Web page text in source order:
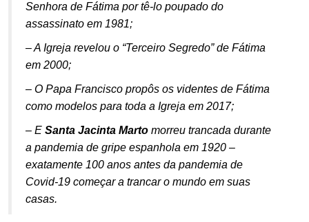
Senhora de Fátima por tê-lo poupado do
assassinato em 1981;
– A Igreja revelou o “Terceiro Segredo” de Fátima
em 2000;
– O Papa Francisco propôs os videntes de Fátima
como modelos para toda a Igreja em 2017;
– E Santa Jacinta Marto morreu trancada durante
a pandemia de gripe espanhola em 1920 –
exatamente 100 anos antes da pandemia de
Covid-19 começar a trancar o mundo em suas
casas.